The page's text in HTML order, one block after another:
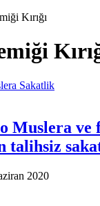
Kırığı
Muslera ve
talihsiz
2020